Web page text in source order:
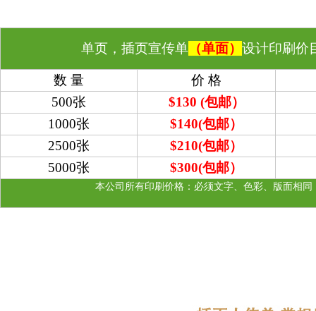
单页，插页宣传单（单面） 设计印刷价
数 量
价 格
500张
$130 (包邮）
1000张
$140(包邮）
2500张
$210(包邮）
5000张
$300(包邮）
本公司所有印刷价格：必须文字、色彩、版面相